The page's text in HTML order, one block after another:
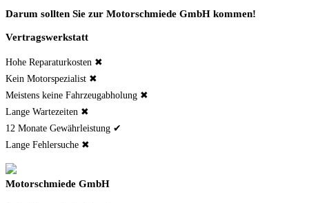
Darum sollten Sie zur Motorschmiede GmbH kommen!
Vertragswerkstatt
Hohe Reparaturkosten ✖
Kein Motorspezialist ✖
Meistens keine Fahrzeugabholung ✖
Lange Wartezeiten ✖
12 Monate Gewährleistung ✔
Lange Fehlersuche ✖
Motorschmiede GmbH